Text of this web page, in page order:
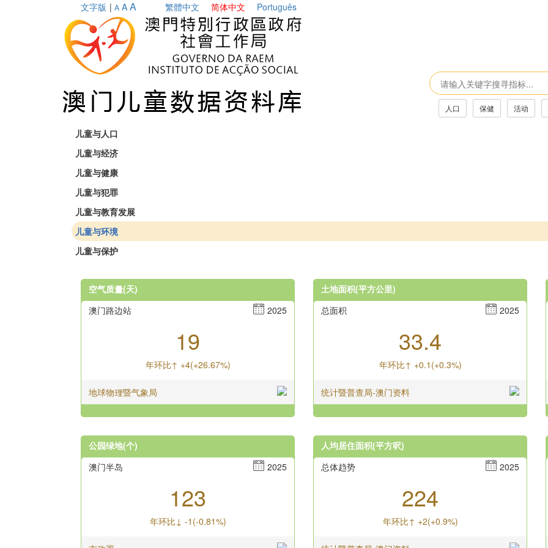
文字版 | A A A 繁體中文 简体中文 Português
人口 保健 活动
儿童与人口
儿童与经济
儿童与健康
儿童与犯罪
儿童与教育发展
儿童与环境
儿童与保护
空气质量(天)
澳门路边站
2025
19
年环比↑ +4(+26.67%)
地球物理暨气象局
土地面积(平方公里)
总面积
2025
33.4
年环比↑ +0.1(+0.3%)
统计暨普查局-澳门资料
公园绿地(个)
澳门半岛
2025
123
年环比↓ -1(-0.81%)
人均居住面积(平方呎)
总体趋势
2025
224
年环比↑ +2(+0.9%)